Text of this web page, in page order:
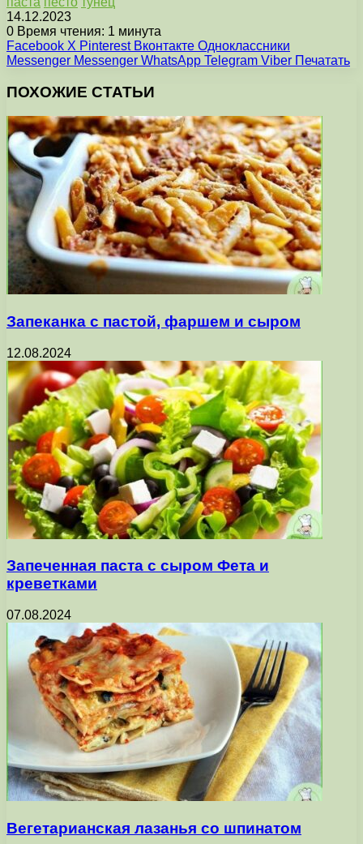
14.12.2023
0 Время чтения: 1 минута
Facebook X Pinterest Вконтакте Одноклассники
Messenger Messenger WhatsApp Telegram Viber Печатать
ПОХОЖИЕ СТАТЬИ
Запеканка с пастой, фаршем и сыром
12.08.2024
Запеченная паста с сыром Фета и
креветками
07.08.2024
Вегетарианская лазанья со шпинатом